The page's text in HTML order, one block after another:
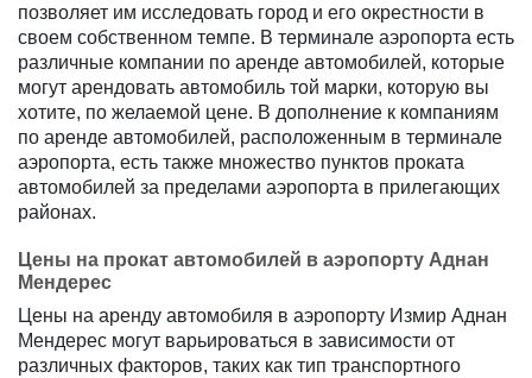
позволяет им исследовать город и его окрестности в
своем собственном темпе. В терминале аэропорта есть
различные компании по аренде автомобилей, которые
могут арендовать автомобиль той марки, которую вы
хотите, по желаемой цене. В дополнение к компаниям
по аренде автомобилей, расположенным в терминале
аэропорта, есть также множество пунктов проката
автомобилей за пределами аэропорта в прилегающих
районах.
Цены на прокат автомобилей в аэропорту Аднан
Мендерес
Цены на аренду автомобиля в аэропорту Измир Аднан
Мендерес могут варьироваться в зависимости от
различных факторов, таких как тип транспортного